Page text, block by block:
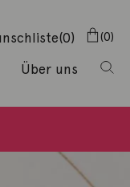
(0) 0
Über uns